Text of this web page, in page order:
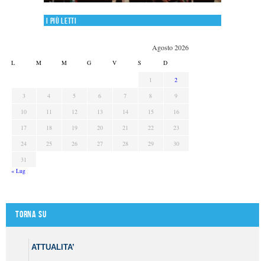
I più letti
Agosto 2026
L M M G V S D
1
2
3
4 5 6 7 8
9
10
11 12 13 14 15
16
17
18 19 20 21 22
23
24
25 26 27 28 29
30
31
« Lug
Torna su
ATTUALITA’